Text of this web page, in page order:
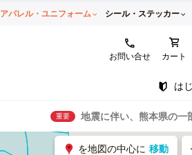
アパレル・ユニフォーム シール・ステッカー
お問い合せ カート
は
重要 地震に伴い、熊本県の一
を地図の中心に 移動